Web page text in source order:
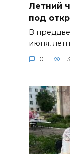
Летний
под
В
июня,
0 13